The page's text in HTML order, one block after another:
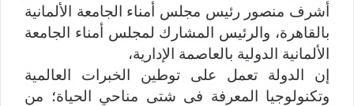
أشرف منصور رئيس مجلس أمناء الجامعة الألمانية
بالقاهرة، والرئيس المشارك لمجلس أمناء الجامعة
الألمانية الدولية بالعاصمة الإدارية،
إن الدولة تعمل على توطين الخبرات العالمية
وتكنولوجيا المعرفة فى شتى مناحي الحياة؛ من